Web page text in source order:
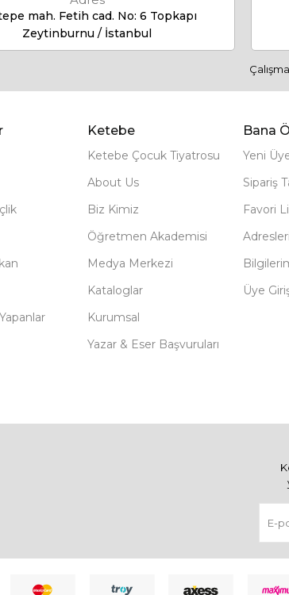
mah. Fetih cad. No: 6 Topkapı
Zeytinburnu / İstanbul
Ketebe
Ketebe Çocuk Tiyatrosu
About Us
Biz Kimiz
Öğretmen Akademisi
Medya Merkezi
Kataloglar
Kurumsal
Yazar & Eser Başvuruları
Bana
Yeni
Sipariş
Favori
Üye